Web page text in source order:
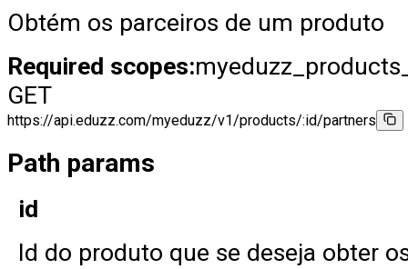
Obtém os parceiros de um produto
Required scopes:
GET
https://api.eduzz.com/myeduzz/v1/products/:id/partners
Path params
id
Id do produto que se deseja obter